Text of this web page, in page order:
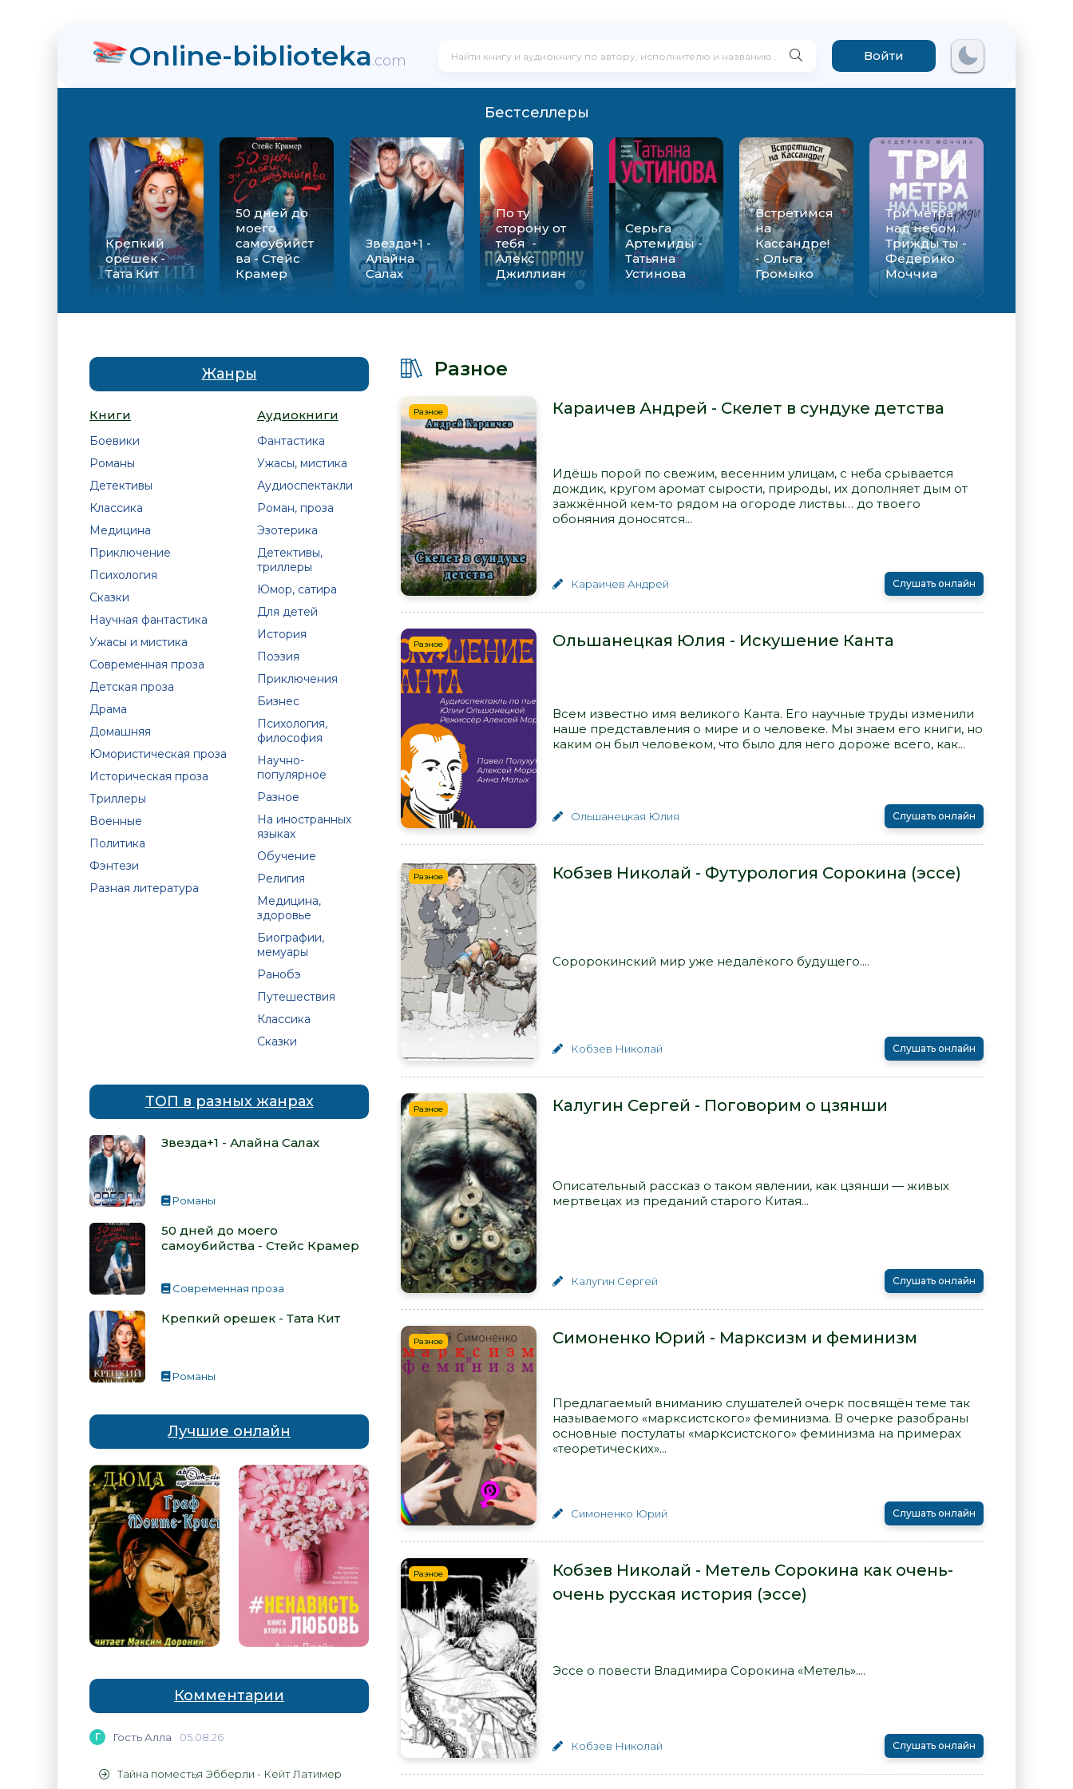
Online-biblioteka.com Войти
Бестселлеры
Крепкий
орешек -
Тата Кит
50 дней до
моего
самоубийст
ва - Стейс
Крамер
Звезда+1 -
Алайна
Салах
По ту
сторону от
тебя -
Алекс
Джиллиан
Серьга
Артемиды -
Татьяна
Устинова
Встретимся
на
Кассандре!
- Ольга
Громыко
Три метра
над небом.
Трижды ты -
Федерико
Моччиа
Жанры
Книги
Боевики
Романы
Детективы
Классика
Медицина
Приключение
Психология
Сказки
Научная фантастика
Ужасы и мистика
Современная проза
Детская проза
Драма
Домашняя
Юмористическая проза
Историческая проза
Триллеры
Военные
Политика
Фэнтези
Разная литература
Аудиокниги
Фантастика
Ужасы, мистика
Аудиоспектакли
Роман, проза
Эзотерика
Детективы,
триллеры
Юмор, сатира
Для детей
История
Поэзия
Приключения
Бизнес
Психология,
философия
Научно-
популярное
Разное
На иностранных
языках
Обучение
Религия
Медицина,
здоровье
Биографии,
мемуары
Ранобэ
Путешествия
Классика
Сказки
ТОП в разных жанрах
Звезда+1 - Алайна Салах
Романы
50 дней до моего
самоубийства - Стейс Крамер
Современная проза
Крепкий орешек - Тата Кит
Романы
Лучшие онлайн
Комментарии
Г Гость Алла 05.08.26
Тайна поместья Эбберли - Кейт Латимер
Разное
Разное Караичев Андрей - Скелет в сундуке детства
Идёшь порой по свежим, весенним улицам, с неба срывается
дождик, кругом аромат сырости, природы, их дополняет дым от
зажжённой кем-то рядом на огороде листвы… до твоего
обоняния доносятся...
Караичев Андрей Слушать онлайн
Разное Ольшанецкая Юлия - Искушение Канта
Всем известно имя великого Канта. Его научные труды изменили
наше представления о мире и о человеке. Мы знаем его книги, но
каким он был человеком, что было для него дороже всего, как...
Ольшанецкая Юлия Слушать онлайн
Разное Кобзев Николай - Футурология Сорокина (эссе)
Соророкинский мир уже недалёкого будущего....
Кобзев Николай Слушать онлайн
Разное Калугин Сергей - Поговорим о цзянши
Описательный рассказ о таком явлении, как цзянши — живых
мертвецах из преданий старого Китая...
Калугин Сергей Слушать онлайн
Разное Симоненко Юрий - Марксизм и феминизм
Предлагаемый вниманию слушателей очерк посвящён теме так
называемого «марксистского» феминизма. В очерке разобраны
основные постулаты «марксистского» феминизма на примерах
«теоретических»...
Симоненко Юрий Слушать онлайн
Разное
Кобзев Николай - Метель Сорокина как очень-
очень русская история (эссе)
Эссе о повести Владимира Сорокина «Метель»....
Кобзев Николай Слушать онлайн